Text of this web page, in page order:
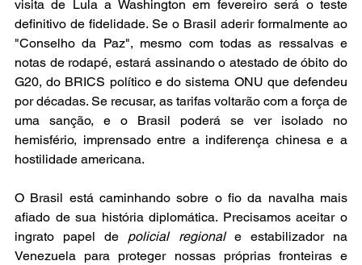
visita de Lula a Washington em fevereiro será o teste
definitivo de fidelidade. Se o Brasil aderir formalmente ao
"Conselho da Paz", mesmo com todas as ressalvas e
notas de rodapé, estará assinando o atestado de óbito do
G20, do BRICS político e do sistema ONU que defendeu
por décadas. Se recusar, as tarifas voltarão com a força de
uma sanção, e o Brasil poderá se ver isolado no
hemisfério, imprensado entre a indiferença chinesa e a
hostilidade americana.
O Brasil está caminhando sobre o fio da navalha mais
afiado de sua história diplomática. Precisamos aceitar o
ingrato papel de policial regional e estabilizador na
Venezuela para proteger nossas próprias fronteiras e